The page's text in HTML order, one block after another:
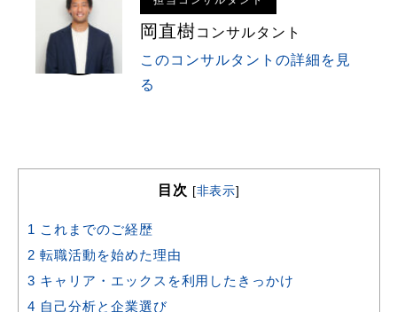
岡直樹コンサルタント
このコンサルタントの詳細を見
る
目次 [非表示]
1 これまでのご経歴
2 転職活動を始めた理由
3 キャリア・エックスを利用したきっかけ
4 自己分析と企業選び